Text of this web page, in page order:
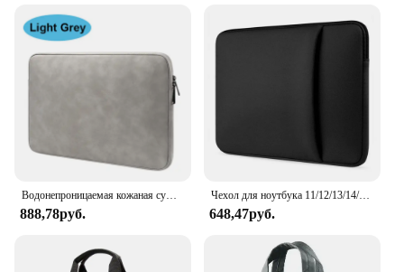
888,78руб.
Чехол для ноутбука 11/12/13/14/15/15,6/17 дюймов
648,47руб.